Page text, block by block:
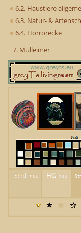
6.2. Haustiere
6.3. Natur- &
6.4. Horrorecke
7. Mülleimer